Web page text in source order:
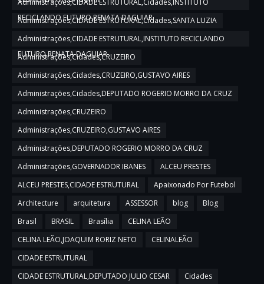
RECICLANDO FUTURO,RENATA DAGUIAR
Administrações,CIDADE ESTRUTURAL,Cidades,SANTA LUZIA
Administrações,CIDADE ESTRUTURAL,INSTITUTO RECICLANDO
FUTURO,RENATA DAGUIAR
Administrações,Cidades,CRUZEIRO
Administrações,Cidades,CRUZEIRO,GUSTAVO AIRES
Administrações,Cidades,DEPUTADO ROGERIO MORRO DA CRUZ
Administrações,CRUZEIRO
Administrações,CRUZEIRO,GUSTAVO AIRES
Administrações,DEPUTADO ROGERIO MORRO DA CRUZ
Administrações,GOVERNADOR IBANES
ALCEU PRESTES
ALCEU PRESTES,CIDADE ESTRUTURAL
Apaixonado Por Futebol
Architecture
arquitetura ASSESSOR blog
Blog
Brasil
BRASIL Brasília
CELINA LEÃO
CELINA LEÃO,JOAQUIM RORIZ NETO
CELINALEÃO
CIDADE ESTRUTURAL
CIDADE ESTRUTURAL,DEPUTADO JULIO CESAR
Cidades